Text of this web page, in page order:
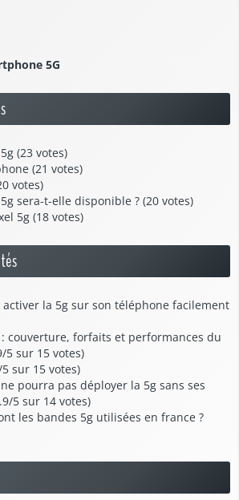
5G
(23 votes)
(21 votes)
votes)
sera-t-elle disponible ? (20 votes)
5g (18 votes)
activer la 5g sur son téléphone facilement
: couverture, forfaits et performances du
5 sur 15 votes)
5 sur 15 votes)
pourra pas déployer la 5g sans ses
5 sur 14 votes)
les bandes 5g utilisées en france ?